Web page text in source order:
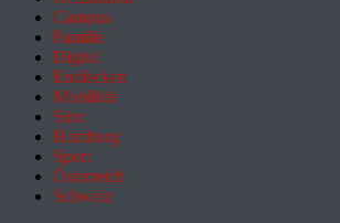
Campus
Familie
Digital
Entdecken
Mobilität
Sinn
Hamburg
Sport
Österreich
Schweiz